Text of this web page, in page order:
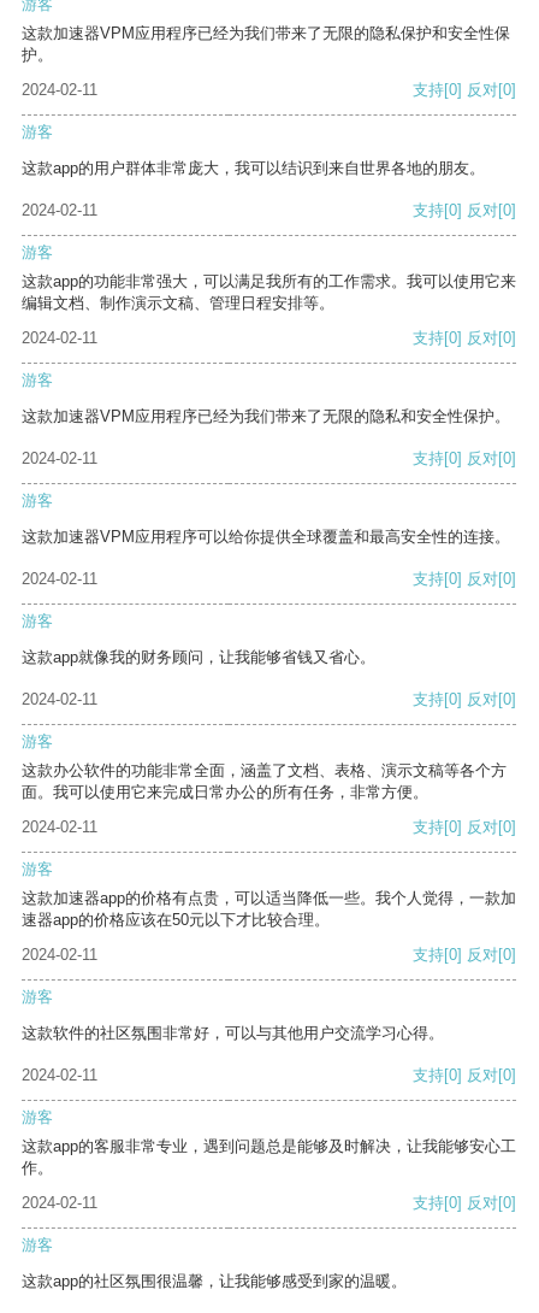
游客
这款加速器VPM应用程序已经为我们带来了无限的隐私保护和安全性保
护。
2024-02-11
支持[0] 反对[0]
游客
这款app的用户群体非常庞大，我可以结识到来自世界各地的朋友。
2024-02-11 支持[0] 反对[0]
游客
这款app的功能非常强大，可以满足我所有的工作需求。我可以使用它来
编辑文档、制作演示文稿、管理日程安排等。
2024-02-11
支持[0] 反对[0]
游客
这款加速器VPM应用程序已经为我们带来了无限的隐私和安全性保护。
2024-02-11 支持[0] 反对[0]
游客
这款加速器VPM应用程序可以给你提供全球覆盖和最高安全性的连接。
2024-02-11 支持[0] 反对[0]
游客
这款app就像我的财务顾问，让我能够省钱又省心。
2024-02-11 支持[0] 反对[0]
游客
这款办公软件的功能非常全面，涵盖了文档、表格、演示文稿等各个方
面。我可以使用它来完成日常办公的所有任务，非常方便。
2024-02-11
支持[0] 反对[0]
游客
这款加速器app的价格有点贵，可以适当降低一些。我个人觉得，一款加
速器app的价格应该在50元以下才比较合理。
2024-02-11
支持[0] 反对[0]
游客
这款软件的社区氛围非常好，可以与其他用户交流学习心得。
2024-02-11 支持[0] 反对[0]
游客
这款app的客服非常专业，遇到问题总是能够及时解决，让我能够安心工
作。
2024-02-11
支持[0] 反对[0]
游客
这款app的社区氛围很温馨，让我能够感受到家的温暖。